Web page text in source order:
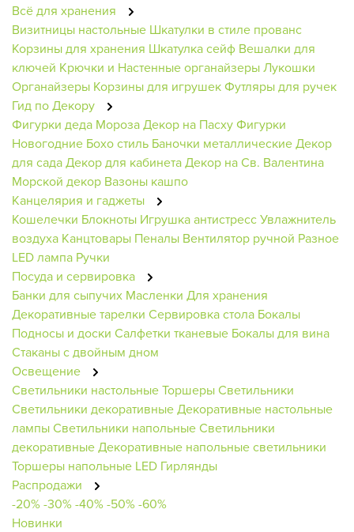
Всё для хранения
Визитницы настольные Шкатулки в стиле прованс
Корзины для хранения Шкатулка сейф Вешалки для
ключей Крючки и Настенные органайзерыЛукошки
Органайзеры Корзины для игрушекФутляры для ручек
Гид по Декору
Фигурки деда МорозаДекор на ПасхуФигурки
Новогодние Бохо стиль Баночки металлическиеДекор
для садаДекор для кабинетаДекор на Св. Валентина
Морской декор Вазоны кашпо
Канцелярия и гаджеты
Кошелечки Блокноты Игрушка антистрессУвлажнитель
воздуха Канцтовары Пеналы Вентилятор ручной Разное
LED лампа Ручки
Посуда и сервировка
Банки для сыпучих Масленки Для хранения
Декоративные тарелки Сервировка стола Бокалы
Подносы и доски Салфетки тканевые Бокалы для вина
Стаканы с двойным дном
Освещение
Светильники настольныеТоршерыСветильники
Светильники декоративныеДекоративные настольные
лампыСветильники напольныеСветильники
декоративныеДекоративные напольные светильники
Торшеры напольные LED Гирлянды
Распродажи
-20%-30%-40%-50%-60%
Новинки